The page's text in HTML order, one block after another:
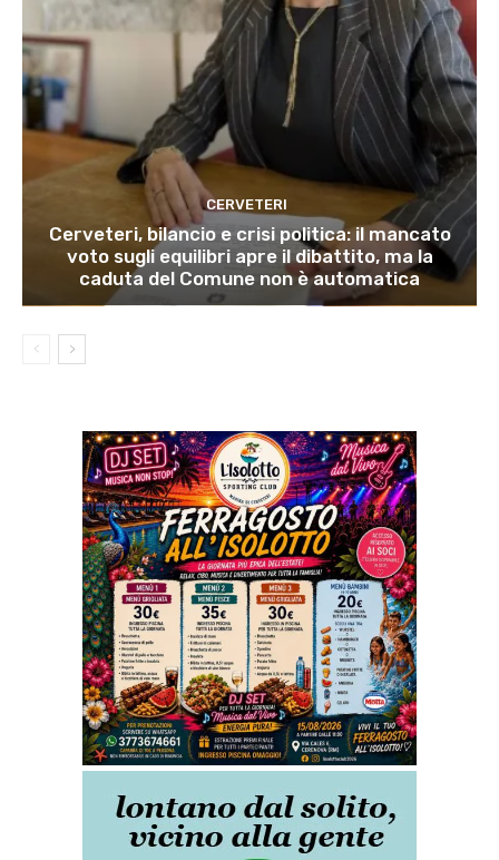
CERVETERI
Cerveteri, bilancio e crisi politica: il mancato
voto sugli equilibri apre il dibattito, ma la
caduta del Comune non è automatica